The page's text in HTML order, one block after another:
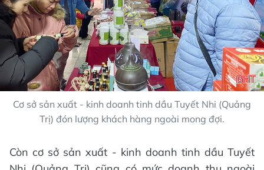
Cơ sở sản xuất - kinh doanh tinh dầu Tuyết Nhi (Quảng
Trị) đón lượng khách hàng ngoài mong đợi.
Còn cơ sở sản xuất - kinh doanh tinh dầu Tuyết